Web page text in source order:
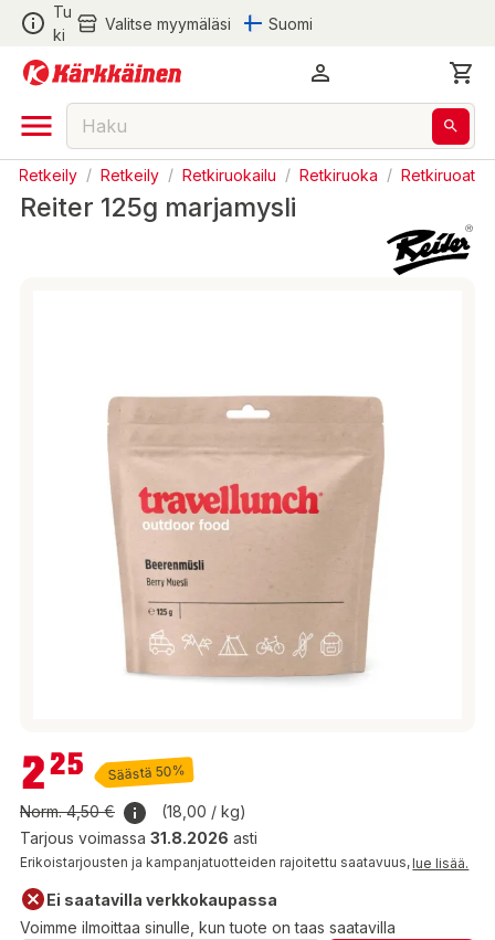
Tu
ki
Valitse myymäläsi Suomi
ja Retkeily / Retkeily / Retkiruokailu / Retkiruoka / Retkiruoat
Reiter 125g marjamysli
2,25 €
225 Säästä 50%
Norm.4,50 €
(18,00 / kg)
Tarjous voimassa 31.8.2026 asti
Erikoistarjousten ja kampanjatuotteiden rajoitettu saatavuus,lue lisää.
Ei saatavilla verkkokaupassa
Voimme ilmoittaa sinulle, kun tuote on taas saatavilla